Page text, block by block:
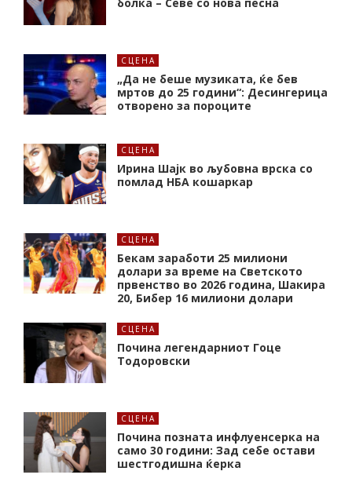
СЦЕНА
„Да не беше музиката, ќе бев
мртов до 25 години“: Десингерица
отворено за пороците
СЦЕНА
Ирина Шајк во љубовна врска со
помлад НБА кошаркар
СЦЕНА
Бекам заработи 25 милиони
долари за време на Светското
првенство во 2026 година, Шакира
20, Бибер 16 милиони долари
СЦЕНА
Почина легендарниот Гоце
Тодоровски
СЦЕНА
Почина позната инфлуенсерка на
само 30 години: Зад себе остави
шестгодишна ќерка